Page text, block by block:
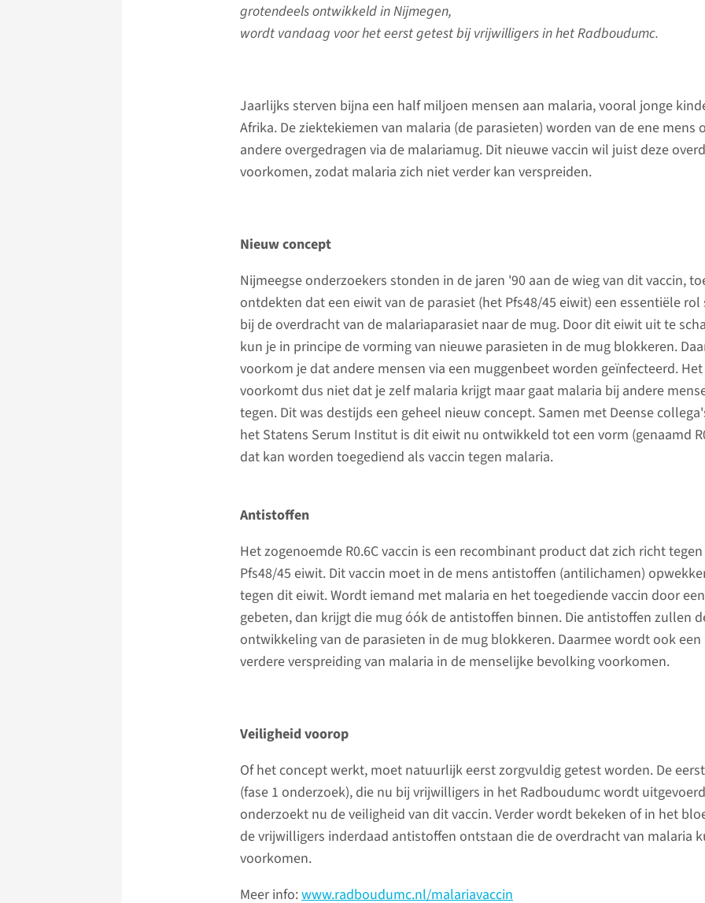
grotendeels ontwikkeld in Nijmegen,
wordt vandaag voor het eerst getest bij vrijwilligers in het Radboudumc.
Jaarlijks sterven bijna een half miljoen mensen aan malaria, vooral jonge
Afrika. De ziektekiemen van malaria (de parasieten) worden van de ene mens
andere overgedragen via de malariamug. Dit nieuwe vaccin wil juist deze
voorkomen, zodat malaria zich niet verder kan verspreiden.
Nieuw concept
Nijmeegse onderzoekers stonden in de jaren '90 aan de wieg van dit vaccin,
ontdekten dat een eiwit van de parasiet (het Pfs48/45 eiwit) een essentiële
bij de overdracht van de malariaparasiet naar de mug. Door dit eiwit uit te
kun je in principe de vorming van nieuwe parasieten in de mug blokkeren.
voorkom je dat andere mensen via een muggenbeet worden geïnfecteerd.
voorkomt dus niet dat je zelf malaria krijgt maar gaat malaria bij andere
tegen. Dit was destijds een geheel nieuw concept. Samen met Deense
het Statens Serum Institut is dit eiwit nu ontwikkeld tot een vorm (genaamd
dat kan worden toegediend als vaccin tegen malaria.
Antistoffen
Het zogenoemde R0.6C vaccin is een recombinant product dat zich richt
Pfs48/45 eiwit. Dit vaccin moet in de mens antistoffen (antilichamen)
tegen dit eiwit. Wordt iemand met malaria en het toegediende vaccin door
gebeten, dan krijgt die mug óók de antistoffen binnen. Die antistoffen zullen
ontwikkeling van de parasieten in de mug blokkeren. Daarmee wordt ook een
verdere verspreiding van malaria in de menselijke bevolking voorkomen.
Veiligheid voorop
Of het concept werkt, moet natuurlijk eerst zorgvuldig getest worden. De
(fase 1 onderzoek), die nu bij vrijwilligers in het Radboudumc wordt
onderzoekt nu de veiligheid van dit vaccin. Verder wordt bekeken of in het
de vrijwilligers inderdaad antistoffen ontstaan die de overdracht van malaria
voorkomen.
Meer info:www.radboudumc.nl/malariavaccin